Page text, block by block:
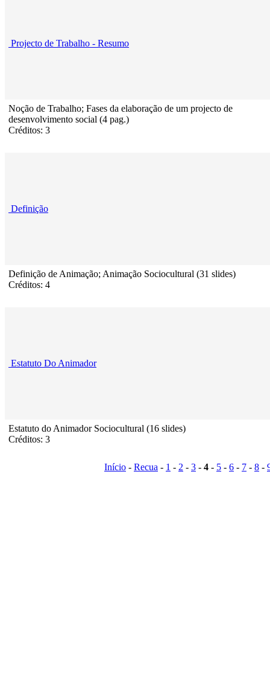
Projecto de Trabalho - Resumo
Noção de Trabalho; Fases da elaboração de um projecto de
desenvolvimento social (4 pag.)
Créditos: 3
Definição
Definição de Animação; Animação Sociocultural (31 slides)
Créditos: 4
Estatuto Do Animador
Estatuto do Animador Sociocultural (16 slides)
Créditos: 3
Início - Recua - 1 - 2 - 3 - 4 - 5 - 6 - 7 - 8 -